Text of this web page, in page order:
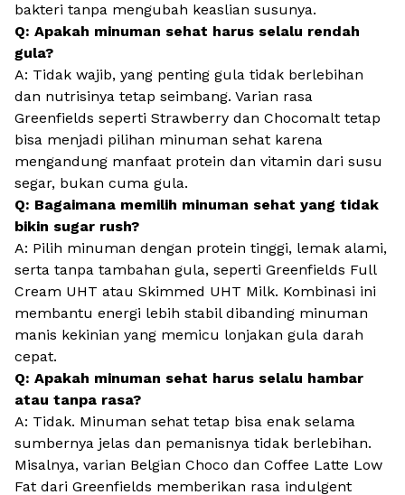
bakteri tanpa mengubah keaslian susunya.
Q: Apakah minuman sehat harus selalu rendah
gula?
A: Tidak wajib, yang penting gula tidak berlebihan
dan nutrisinya tetap seimbang. Varian rasa
Greenfields seperti Strawberry dan Chocomalt tetap
bisa menjadi pilihan minuman sehat karena
mengandung manfaat protein dan vitamin dari susu
segar, bukan cuma gula.
Q: Bagaimana memilih minuman sehat yang tidak
bikin sugar rush?
A: Pilih minuman dengan protein tinggi, lemak alami,
serta tanpa tambahan gula, seperti Greenfields Full
Cream UHT atau Skimmed UHT Milk. Kombinasi ini
membantu energi lebih stabil dibanding minuman
manis kekinian yang memicu lonjakan gula darah
cepat.
Q: Apakah minuman sehat harus selalu hambar
atau tanpa rasa?
A: Tidak. Minuman sehat tetap bisa enak selama
sumbernya jelas dan pemanisnya tidak berlebihan.
Misalnya, varian Belgian Choco dan Coffee Latte Low
Fat dari Greenfields memberikan rasa indulgent